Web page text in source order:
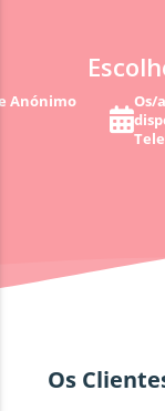
Anónimo
Os/
Os